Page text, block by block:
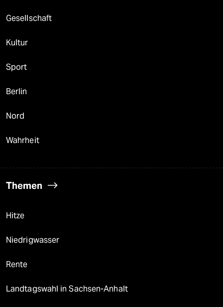
Gesellschaft
Kultur
Sport
Berlin
Nord
Wahrheit
Themen
Hitze
Niedrigwasser
Rente
Landtagswahl in Sachsen-Anhalt